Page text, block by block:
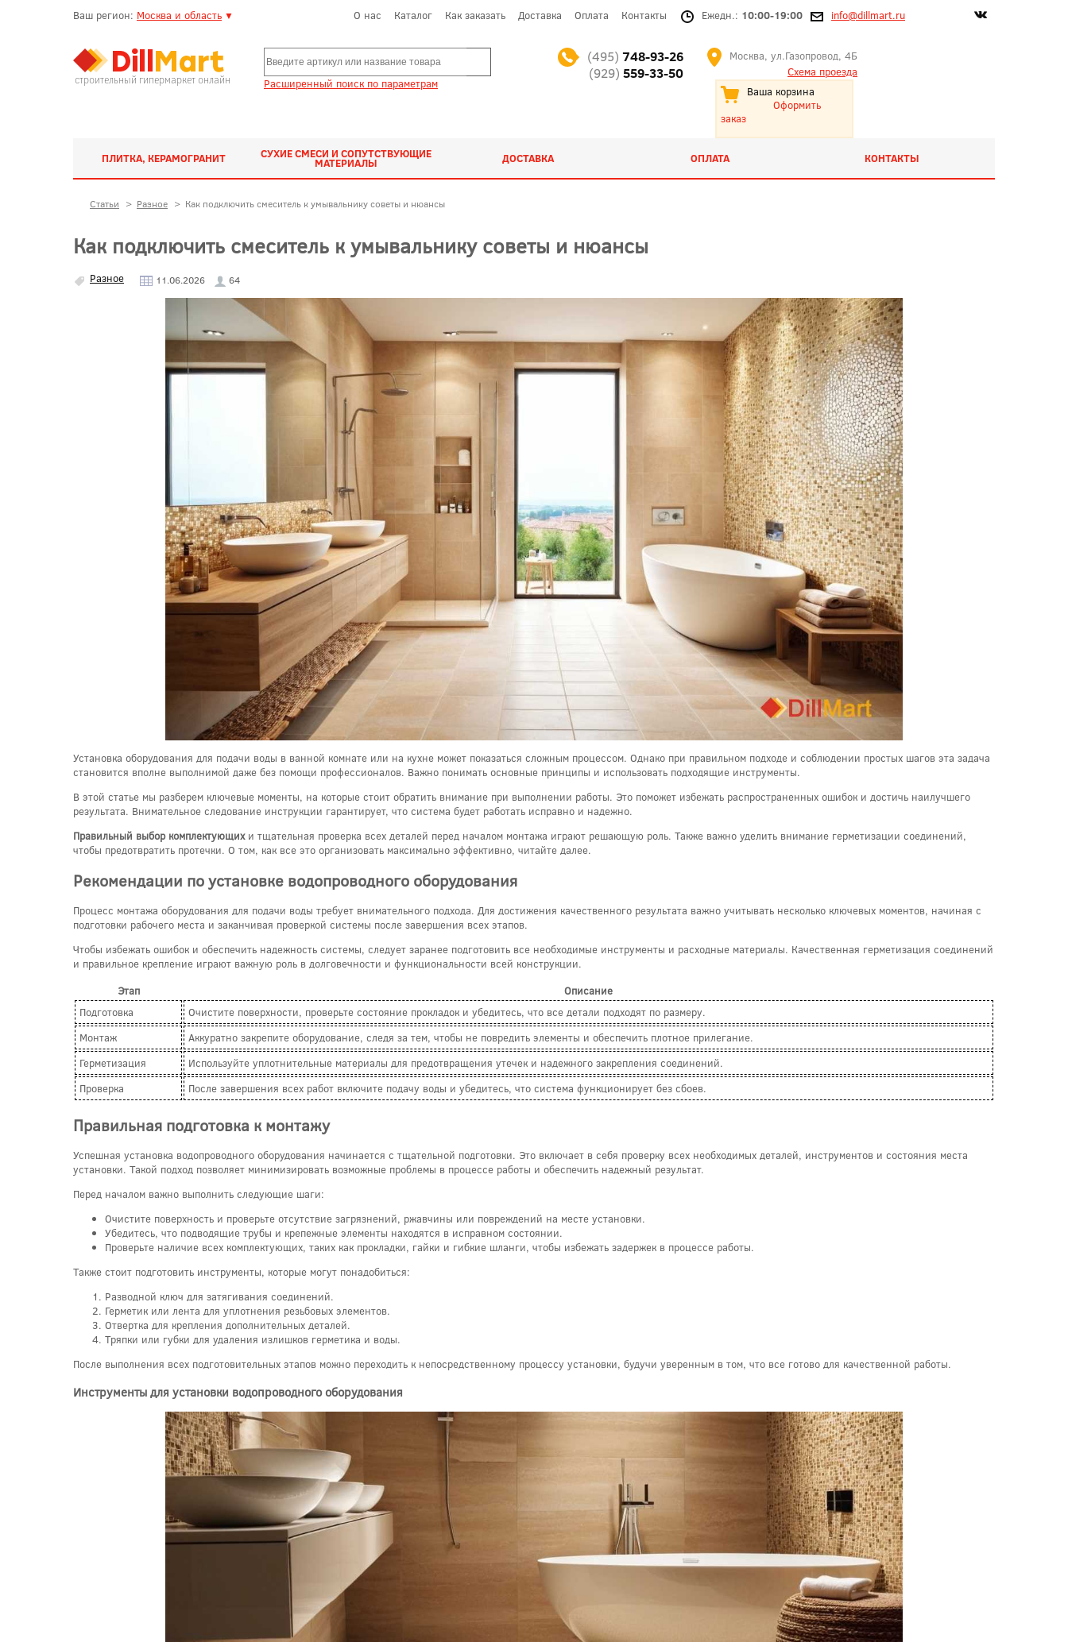
Ваш регион: Москва и область ▼ О нас Каталог Как заказать Доставка Оплата Контакты Ежедн.: 10:00-19:00 info@dillmart.ru
строительный гипермаркет онлайн Расширенный поиск по параметрам
(495) 748-93-26
(929) 559-33-50
Москва, ул.Газопровод, 4Б
Схема проезда
Ваша корзина
Оформить
заказ
ПЛИТКА, КЕРАМОГРАНИТ СУХИЕ СМЕСИ И СОПУТСТВУЮЩИЕ
МАТЕРИАЛЫ ДОСТАВКА ОПЛАТА КОНТАКТЫ
Статьи > Разное > Как подключить смеситель к умывальнику советы и нюансы
Как подключить смеситель к умывальнику советы и нюансы
Разное 11.06.2026 64
Установка оборудования для подачи воды в ванной комнате или на кухне может показаться сложным процессом. Однако при правильном подходе и соблюдении простых шагов эта задача
становится вполне выполнимой даже без помощи профессионалов. Важно понимать основные принципы и использовать подходящие инструменты.
В этой статье мы разберем ключевые моменты, на которые стоит обратить внимание при выполнении работы. Это поможет избежать распространенных ошибок и достичь наилучшего
результата. Внимательное следование инструкции гарантирует, что система будет работать исправно и надежно.
Правильный выбор комплектующихи тщательная проверка всех деталей перед началом монтажа играют решающую роль. Также важно уделить внимание герметизации соединений,
чтобы предотвратить протечки. О том, как все это организовать максимально эффективно, читайте далее.
Рекомендации по установке водопроводного оборудования
Процесс монтажа оборудования для подачи воды требует внимательного подхода. Для достижения качественного результата важно учитывать несколько ключевых моментов, начиная с
подготовки рабочего места и заканчивая проверкой системы после завершения всех этапов.
Чтобы избежать ошибок и обеспечить надежность системы, следует заранее подготовить все необходимые инструменты и расходные материалы. Качественная герметизация соединений
и правильное крепление играют важную роль в долговечности и функциональности всей конструкции.
Этап
Описание
Подготовка
Очистите поверхности, проверьте состояние прокладок и убедитесь, что все детали подходят по размеру.
Монтаж
Аккуратно закрепите оборудование, следя за тем, чтобы не повредить элементы и обеспечить плотное прилегание.
Герметизация
Используйте уплотнительные материалы для предотвращения утечек и надежного закрепления соединений.
Проверка
После завершения всех работ включите подачу воды и убедитесь, что система функционирует без сбоев.
Правильная подготовка к монтажу
Успешная установка водопроводного оборудования начинается с тщательной подготовки. Это включает в себя проверку всех необходимых деталей, инструментов и состояния места
установки. Такой подход позволяет минимизировать возможные проблемы в процессе работы и обеспечить надежный результат.
Перед началом важно выполнить следующие шаги:
Очистите поверхность и проверьте отсутствие загрязнений, ржавчины или повреждений на месте установки.
Убедитесь, что подводящие трубы и крепежные элементы находятся в исправном состоянии.
Проверьте наличие всех комплектующих, таких как прокладки, гайки и гибкие шланги, чтобы избежать задержек в процессе работы.
Также стоит подготовить инструменты, которые могут понадобиться:
Разводной ключ для затягивания соединений.
Герметик или лента для уплотнения резьбовых элементов.
Отвертка для крепления дополнительных деталей.
Тряпки или губки для удаления излишков герметика и воды.
После выполнения всех подготовительных этапов можно переходить к непосредственному процессу установки, будучи уверенным в том, что все готово для качественной работы.
Инструменты для установки водопроводного оборудования